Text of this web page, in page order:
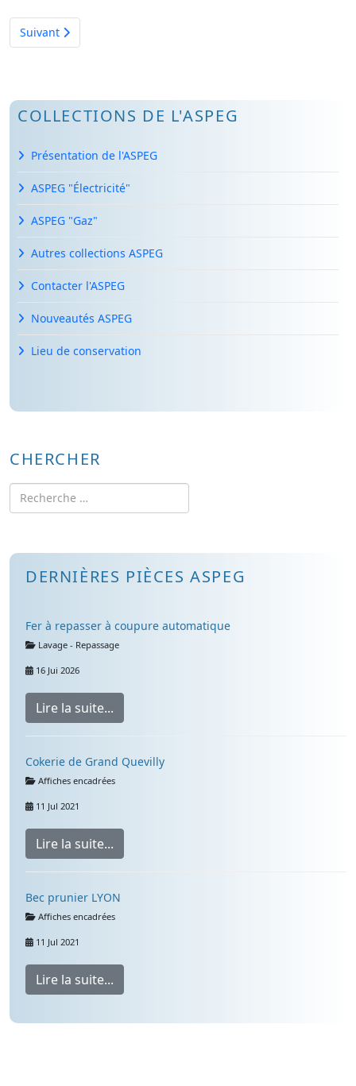
Article suivant : poste radio LUCKY
Suivant
COLLECTIONS DE L'ASPEG
Présentation de l'ASPEG
ASPEG "Électricité"
ASPEG "Gaz"
Autres collections ASPEG
Contacter l'ASPEG
Nouveautés ASPEG
Lieu de conservation
CHERCHER
Rechercher
DERNIÈRES PIÈCES ASPEG
Fer à repasser à coupure automatique
Détails
Lavage - Repassage
16 Jui 2026
Lire la suite...
Cokerie de Grand Quevilly
Détails
Affiches encadrées
11 Jul 2021
Lire la suite...
Bec prunier LYON
Détails
Affiches encadrées
11 Jul 2021
Lire la suite...